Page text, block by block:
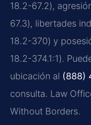
18.2-67.2),
67.3), libertades
18.2-370) y
18.2-374.1:1).
ubicación al (888)
consulta. Law
Without Borders.